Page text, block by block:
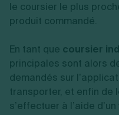
le coursier le plus
produit commandé.
En tant que coursier
principales sont alors
demandés sur
transporter, et enfin de
s’effectuer à l’aide